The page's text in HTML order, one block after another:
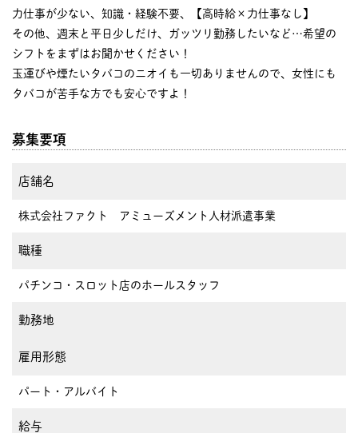
力仕事が少ない、知識・経験不要、【高時給×力仕事なし】
その他、週末と平日少しだけ、ガッツリ勤務したいなど…希望の
シフトをまずはお聞かせください！
玉運びや煙たいタバコのニオイも一切ありませんので、女性にも
タバコが苦手な方でも安心ですよ！
募集要項
店舗名
株式会社ファクト アミューズメント人材派遣事業
職種
パチンコ・スロット店のホールスタッフ
勤務地
雇用形態
パート・アルバイト
給与